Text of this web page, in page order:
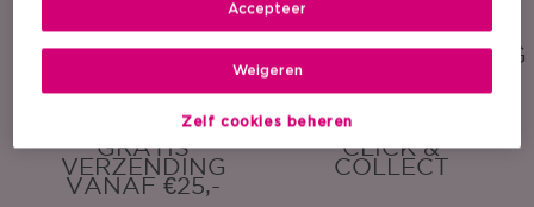
GRATIS
SAMPLE
GRATIS
CADEAUVERPAKKING
GRATIS
VERZENDING
VANAF €25,-
CLICK &
COLLECT
Zelf cookies beheren
Weigeren
Accepteer